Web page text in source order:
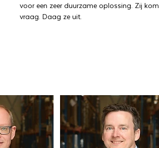
voor een zeer duurzame oplossing. Zij
vraag. Daag ze uit.